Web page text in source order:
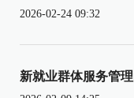
2026-02-24 09:32
新就业群体服务管